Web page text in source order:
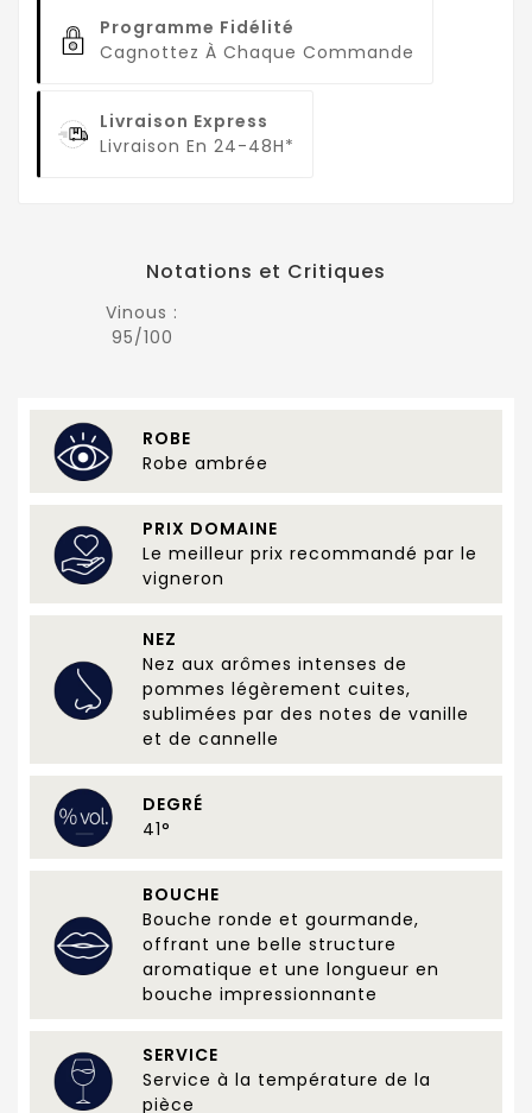
Programme Fidélité
Cagnottez À Chaque Commande
Livraison Express
Livraison En 24-48H*
Notations et Critiques
Vinous :
95/100
ROBE
Robe ambrée
PRIX DOMAINE
Le meilleur prix recommandé par le
vigneron
NEZ
Nez aux arômes intenses de
pommes légèrement cuites,
sublimées par des notes de vanille
et de cannelle
DEGRÉ
41°
BOUCHE
Bouche ronde et gourmande,
offrant une belle structure
aromatique et une longueur en
bouche impressionnante
SERVICE
Service à la température de la
pièce